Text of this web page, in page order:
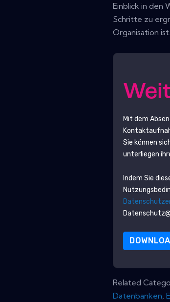
Einblick in den
Schritte zu
Organisation ist.
Mit dem
Sie können
unterliegen
Indem Sie
Related
Datenbanken ,